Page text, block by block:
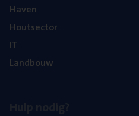
Haven
Hout­sec­tor
IT
Land­bouw